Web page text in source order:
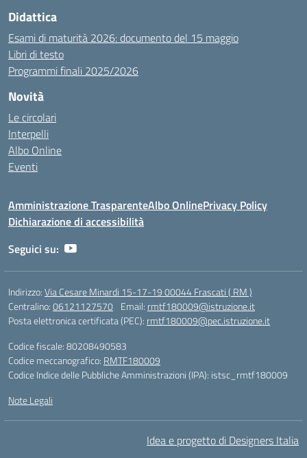
Didattica
Esami di maturità 2026: documento del 15 maggio
Libri di testo
Programmi finali 2025/2026
Novità
Le circolari
Interpelli
Albo Online
Eventi
Amministrazione TrasparenteAlbo OnlinePrivacy Policy
Dichiarazione di accessibilità
Seguici su:
Indirizzo:Via Cesare Minardi 15-17-19 00044 Frascati ( RM )
Centralino:06121127570 Email: rmtf180009@istruzione.it
Posta elettronica certificata (PEC): rmtf180009@pec.istruzione.it
Codice fiscale: 80208490583
Codice meccanografico: RMTF180009
Codice Indice delle Pubbliche Amministrazioni (IPA): istsc_rmtf180009
Note Legali
Idea e progetto di Designers Italia